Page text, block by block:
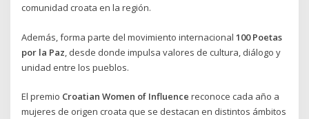
comunidad croata en la región.
Además, forma parte del movimiento internacional100 Poetas
por la Paz, desde donde impulsa valores de cultura, diálogo y
unidad entre los pueblos.
El premio Croatian Women of Influence reconoce cada año a
mujeres de origen croata que se destacan en distintos ámbitos